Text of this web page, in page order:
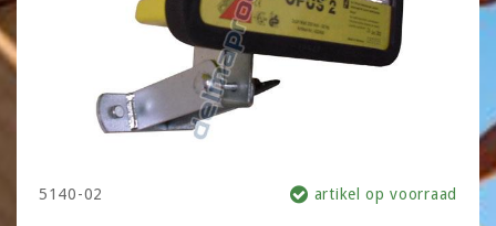
5140-02 artikel op voorraad